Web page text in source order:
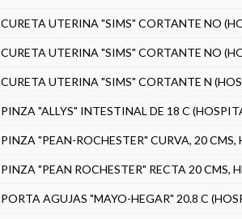
CURETA UTERINA "SIMS" CORTANTE NO
CURETA UTERINA "SIMS" CORTANTE NO
CURETA UTERINA "SIMS" CORTANTE N
PINZA "ALLYS" INTESTINAL DE 18 C
PINZA "PEAN-ROCHESTER" CURVA, 20
PINZA "PEAN ROCHESTER" RECTA 20 CMS,
PORTA AGUJAS "MAYO-HEGAR" 20.8 C